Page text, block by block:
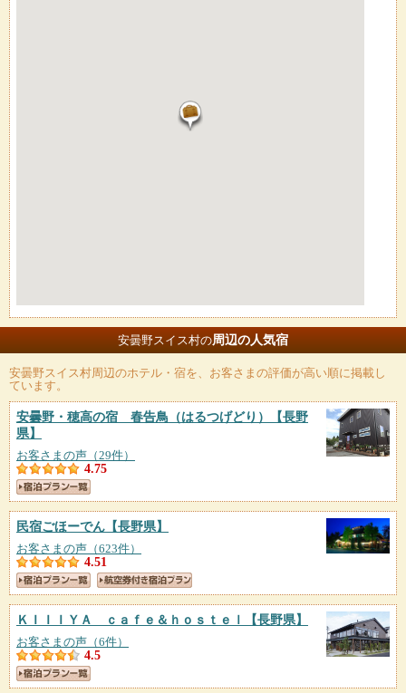
安曇野スイス村の周辺の人気宿
安曇野スイス村周辺のホテル・宿を、お客さまの評価が高い順に掲載し
ています。
安曇野・穂高の宿 春告鳥（はるつげどり）
【長野
県】
お客さまの声（29件）
4.75
民宿ごほーでん 【長野県】
お客さまの声（623件）
4.51
ＫＩＩＩＹＡ ｃａｆｅ＆ｈｏｓｔｅｌ 【長野県】
お客さまの声（6件）
4.5